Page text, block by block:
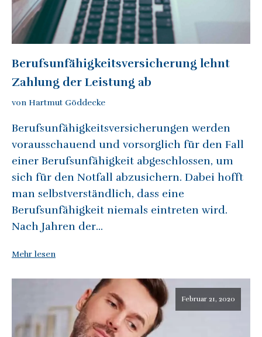
Berufsunfähigkeitsversicherung lehnt
Zahlung der Leistung ab
von Hartmut Göddecke
Berufsunfähigkeitsversicherungen werden
vorausschauend und vorsorglich für den Fall
einer Berufsunfähigkeit abgeschlossen, um
sich für den Notfall abzusichern. Dabei hofft
man selbstverständlich, dass eine
Berufsunfähigkeit niemals eintreten wird.
Nach Jahren der...
Mehr lesen
Februar 21, 2020